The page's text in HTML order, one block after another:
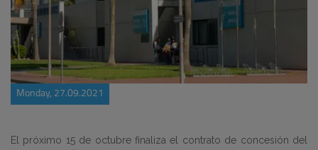
Monday, 27.09.2021
El próximo 15 de octubre finaliza el contrato de concesión del